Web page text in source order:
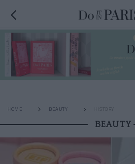
HOME BEAUTY HISTORY
BEAUTY